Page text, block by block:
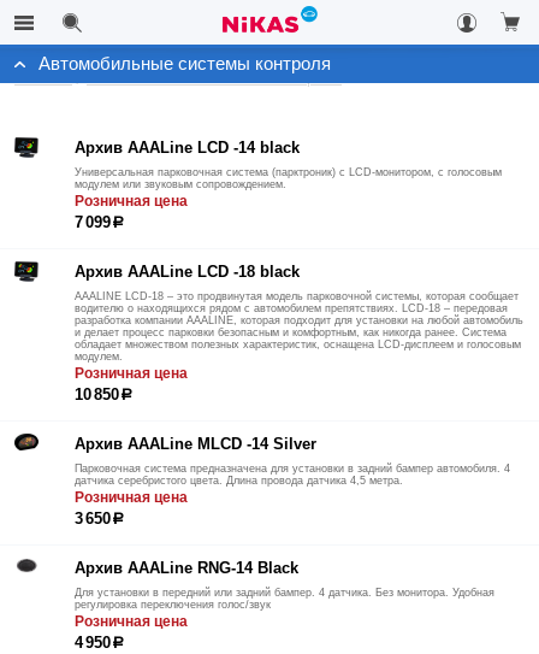
Автомобильные системы контроля
Автомобильные системы контроля
Архив AAALine LCD -14 black
Универсальная парковочная система (парктроник) с LCD-монитором, с голосовым
модулем или звуковым сопровождением.
Розничная цена
7 099р
Архив AAALine LCD -18 black
AAALINE LCD-18 – это продвинутая модель парковочной системы, которая сообщает
водителю о находящихся рядом с автомобилем препятствиях. LCD-18 – передовая
разработка компании AAALINE, которая подходит для установки на любой автомобиль
и делает процесс парковки безопасным и комфортным, как никогда ранее. Система
обладает множеством полезных характеристик, оснащена LCD-дисплеем и голосовым
модулем.
Розничная цена
10 850р
Архив AAALine MLCD -14 Silver
Парковочная система предназначена для установки в задний бампер автомобиля. 4
датчика серебристого цвета. Длина провода датчика 4,5 метра.
Розничная цена
3 650р
Архив AAALine RNG-14 Black
Для установки в передний или задний бампер. 4 датчика. Без монитора. Удобная
регулировка переключения голос/звук
Розничная цена
4 950р